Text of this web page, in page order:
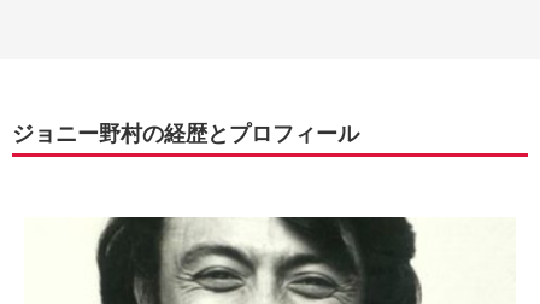
ジョニー野村の経歴とプロフィール